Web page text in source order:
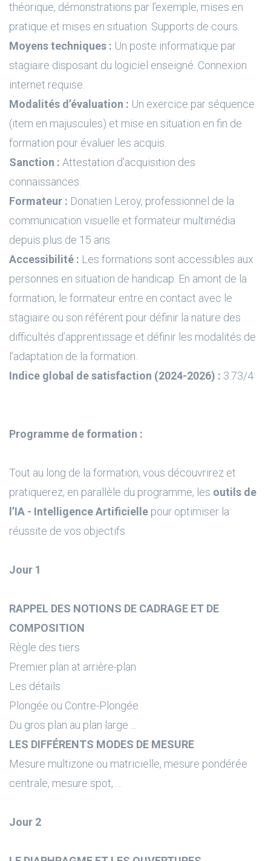
théorique, démonstrations par l’exemple, mises en
pratique et mises en situation. Supports de cours.
Moyens techniques : Un poste informatique par
stagiaire disposant du logiciel enseigné. Connexion
internet requise.
Modalités d’évaluation : Un exercice par séquence
(item en majuscules) et mise en situation en fin de
formation pour évaluer les acquis.
Sanction : Attestation d'acquisition des
connaissances.
Formateur : Donatien Leroy, professionnel de la
communication visuelle et formateur multimédia
depuis plus de 15 ans.
Accessibilité : Les formations sont accessibles aux
personnes en situation de handicap. En amont de la
formation, le formateur entre en contact avec le
stagiaire ou son référent pour définir la nature des
difficultés d’apprentissage et définir les modalités de
l’adaptation de la formation.
Indice global de satisfaction (2024-2026) : 3.73/4
Programme de formation :
Tout au long de la formation, vous découvrirez et
pratiquerez, en parallèle du programme, les outils de
l’IA - Intelligence Artificielle pour optimiser la
réussite de vos objectifs.
Jour 1
RAPPEL DES NOTIONS DE CADRAGE ET DE
COMPOSITION
Règle des tiers
Premier plan at arrière-plan
Les détails
Plongée ou Contre-Plongée
Du gros plan au plan large ...
LES DIFFÉRENTS MODES DE MESURE
Mesure multizone ou matricielle, mesure pondérée
centrale, mesure spot, ...
Jour 2